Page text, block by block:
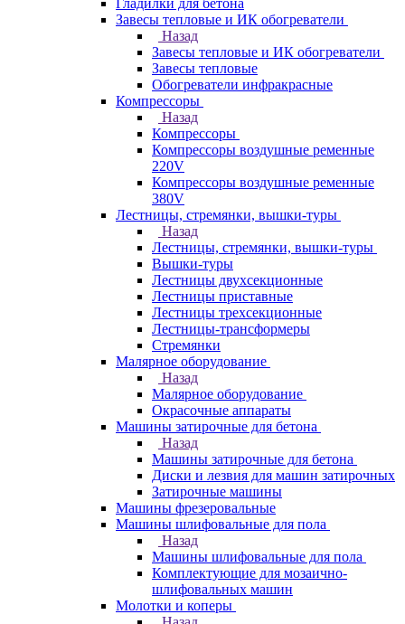
Гладилки для бетона
Завесы тепловые и ИК обогреватели
Назад
Завесы тепловые и ИК обогреватели
Завесы тепловые
Обогреватели инфракрасные
Компрессоры
Назад
Компрессоры
Компрессоры воздушные ременные
220V
Компрессоры воздушные ременные
380V
Лестницы, стремянки, вышки-туры
Назад
Лестницы, стремянки, вышки-туры
Вышки-туры
Лестницы двухсекционные
Лестницы приставные
Лестницы трехсекционные
Лестницы-трансформеры
Стремянки
Малярное оборудование
Назад
Малярное оборудование
Окрасочные аппараты
Машины затирочные для бетона
Назад
Машины затирочные для бетона
Диски и лезвия для машин затирочных
Затирочные машины
Машины фрезеровальные
Машины шлифовальные для пола
Назад
Машины шлифовальные для пола
Комплектующие для мозаично-
шлифовальных машин
Молотки и коперы